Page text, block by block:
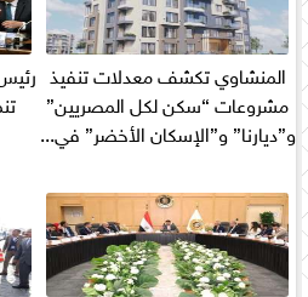
المنشاوي تكشف معدلات تنفيذ
مشروعات “سكن لكل المصريين”
و”ديارنا” و”الإسكان الأخضر” في...